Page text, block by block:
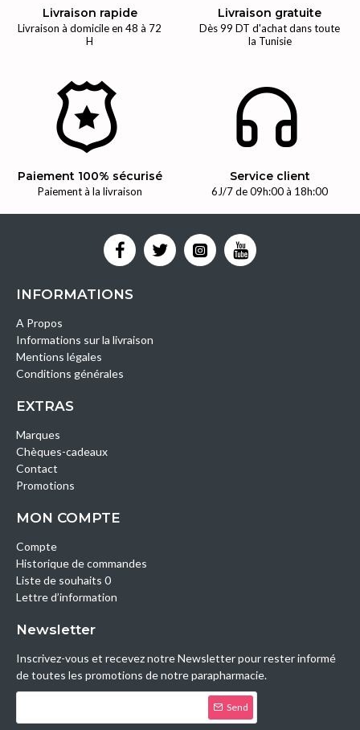
Livraison rapide
Livraison à domicile en 48 à 72
H
Livraison gratuite
Dès 99 DT d'achat dans toute
la Tunisie
Paiement 100% sécurisé
Paiement à la livraison
Service client
6J/7 de 09h:00 à 18h:00
INFORMATIONS
A Propos
Informations sur la livraison
Mentions légales
Conditions générales
EXTRAS
Marques
Chèques-cadeaux
Contact
Promotions
MON COMPTE
Compte
Historique de commandes
Liste de souhaits 0
Lettre d’information
Newsletter
Inscrivez-vous et recevez notre Newsletter pour rester informé
de toutes les promotions de notre parapharmacie.
Send